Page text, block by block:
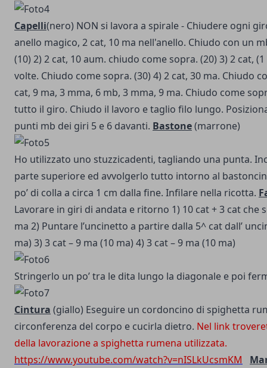
Capelli(nero) NON si lavora a spirale - Chiudere ogni
anello magico, 2 cat, 10 ma nell'anello. Chiudo con un
(10) 2) 2 cat, 10 aum. chiudo come sopra. (20) 3) 2 cat,
volte. Chiudo come sopra. (30) 4) 2 cat, 30 ma. Chiudo
cat, 9 ma, 3 mma, 6 mb, 3 mma, 9 ma. Chiudo come
tutto il giro. Chiudo il lavoro e taglio filo lungo.
punti mb dei giri 5 e 6 davanti. Bastone(marrone)
Ho utilizzato uno stuzzicadenti, tagliando una punta.
parte superiore ed avvolgerlo tutto intorno al
po’ di colla a circa 1 cm dalla fine. Infilare nella ricotta.
Lavorare in giri di andata e ritorno 1) 10 cat + 3 cat
ma 2) Puntare l’uncinetto a partire dalla 5^ cat dall’
ma) 3) 3 cat – 9 ma (10 ma) 4) 3 cat – 9 ma (10 ma)
Stringerlo un po’ tra le dita lungo la diagonale e poi
Cintura (giallo) Eseguire un cordoncino di spighetta
circonferenza del corpo e cucirla dietro. Nel link
della lavorazione a spighetta rumena utilizzata.
https://www.youtube.com/watch?v=nISLkUcsmKM